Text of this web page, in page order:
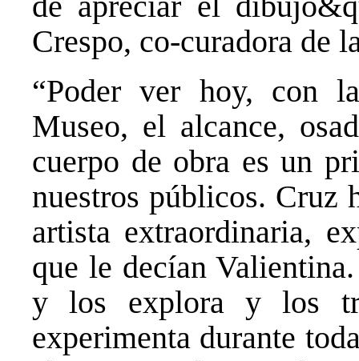
Crespo, co-curadora de
“Poder ver hoy, con
Museo, el alcance,
cuerpo de obra es un
nuestros públicos. Cruz
artista extraordinaria,
que le decían
y los explora y los
experimenta durante